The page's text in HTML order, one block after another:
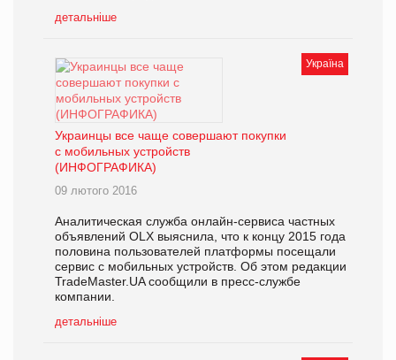
детальніше
Україна
Украинцы все чаще совершают покупки
с мобильных устройств
(ИНФОГРАФИКА)
09 лютого 2016
Аналитическая служба онлайн-сервиса частных
объявлений OLX выяснила, что к концу 2015 года
половина пользователей платформы посещали
сервис с мобильных устройств. Об этом редакции
TradeMaster.UA сообщили в пресс-службе
компании.
детальніше